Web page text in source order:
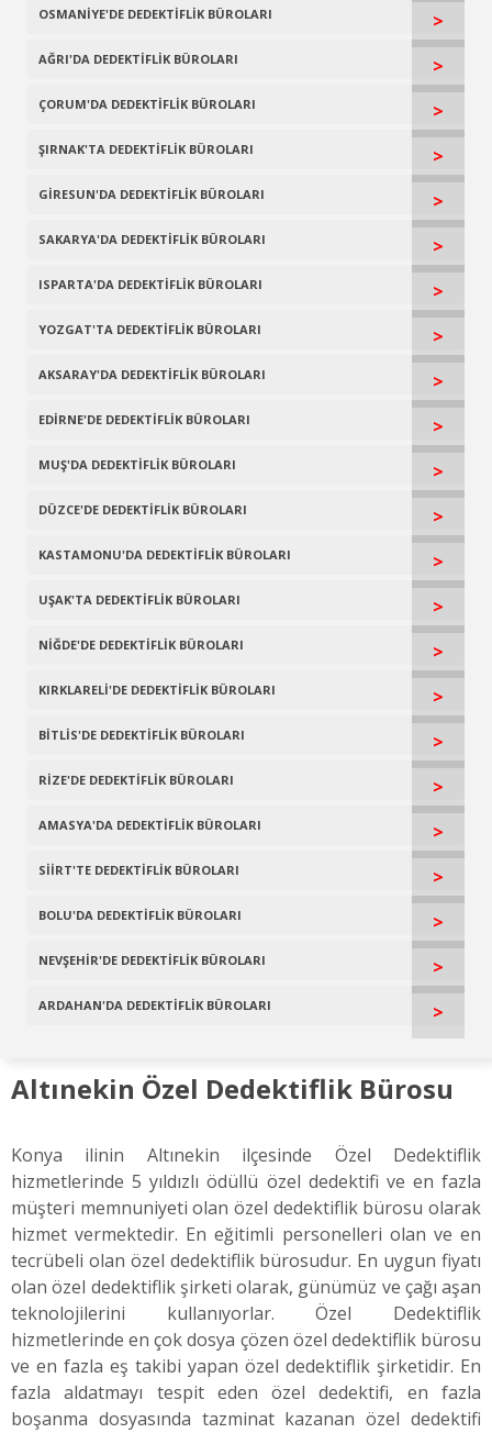
OSMANİYE'DE DEDEKTİFLİK BÜROLARI >
AĞRI'DA DEDEKTİFLİK BÜROLARI >
ÇORUM'DA DEDEKTİFLİK BÜROLARI >
ŞIRNAK'TA DEDEKTİFLİK BÜROLARI >
GİRESUN'DA DEDEKTİFLİK BÜROLARI >
SAKARYA'DA DEDEKTİFLİK BÜROLARI >
ISPARTA'DA DEDEKTİFLİK BÜROLARI >
YOZGAT'TA DEDEKTİFLİK BÜROLARI >
AKSARAY'DA DEDEKTİFLİK BÜROLARI >
EDİRNE'DE DEDEKTİFLİK BÜROLARI >
MUŞ'DA DEDEKTİFLİK BÜROLARI >
DÜZCE'DE DEDEKTİFLİK BÜROLARI >
KASTAMONU'DA DEDEKTİFLİK BÜROLARI >
UŞAK'TA DEDEKTİFLİK BÜROLARI >
NİĞDE'DE DEDEKTİFLİK BÜROLARI >
KIRKLARELİ'DE DEDEKTİFLİK BÜROLARI >
BİTLİS'DE DEDEKTİFLİK BÜROLARI >
RİZE'DE DEDEKTİFLİK BÜROLARI >
AMASYA'DA DEDEKTİFLİK BÜROLARI >
SİİRT'TE DEDEKTİFLİK BÜROLARI >
BOLU'DA DEDEKTİFLİK BÜROLARI >
NEVŞEHİR'DE DEDEKTİFLİK BÜROLARI >
ARDAHAN'DA DEDEKTİFLİK BÜROLARI >
Altınekin Özel Dedektiflik Bürosu
Konya ilinin Altınekin ilçesinde Özel Dedektiflik
hizmetlerinde 5 yıldızlı ödüllü özel dedektifi ve en fazla
müşteri memnuniyeti olan özel dedektiflik bürosu olarak
hizmet vermektedir. En eğitimli personelleri olan ve en
tecrübeli olan özel dedektiflik bürosudur. En uygun fiyatı
olan özel dedektiflik şirketi olarak, günümüz ve çağı aşan
teknolojilerini kullanıyorlar. Özel Dedektiflik
hizmetlerinde en çok dosya çözen özel dedektiflik bürosu
ve en fazla eş takibi yapan özel dedektiflik şirketidir. En
fazla aldatmayı tespit eden özel dedektifi, en fazla
boşanma dosyasında tazminat kazanan özel dedektifi